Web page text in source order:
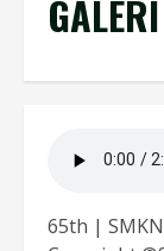
65th | SMKN